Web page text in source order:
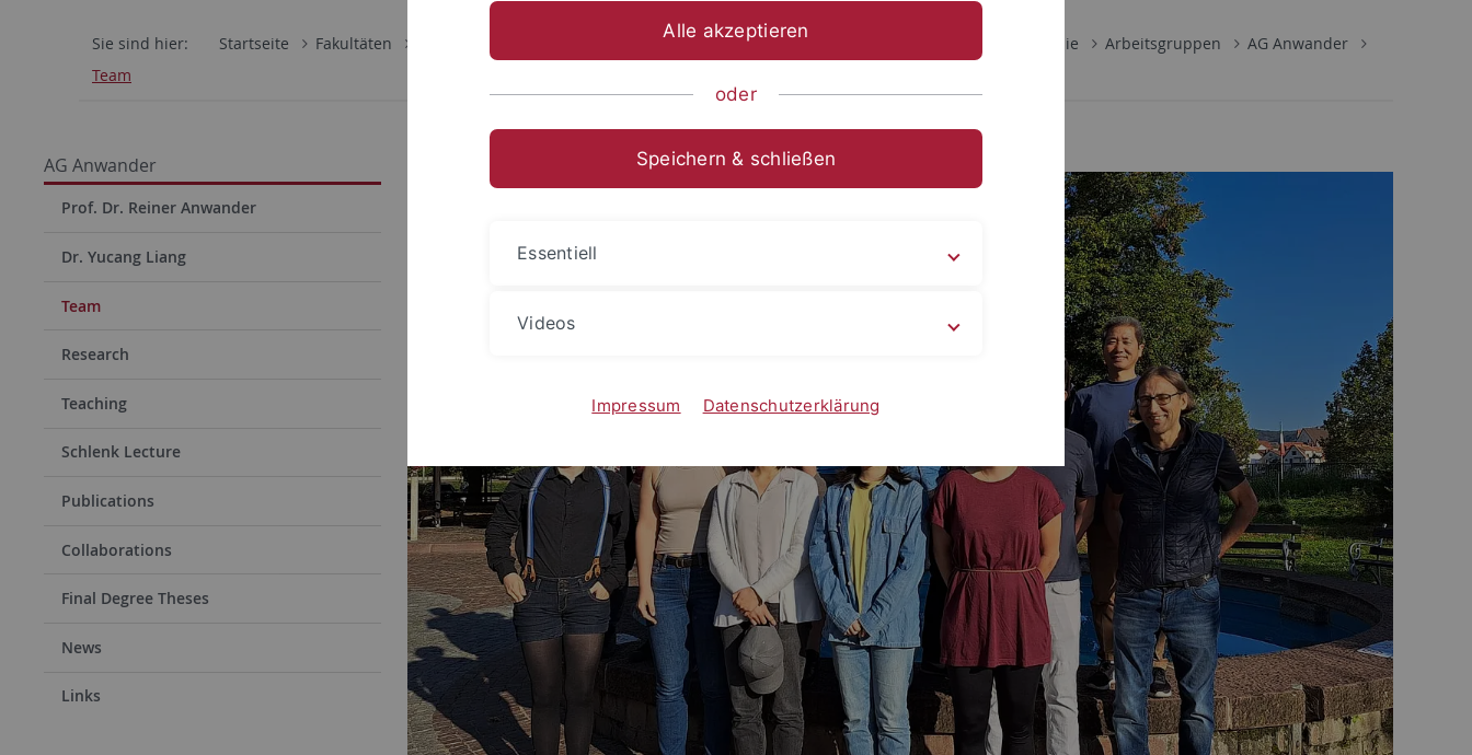
Sie sind hier: Startseite Fakultäten Mathematisch-Naturwissenschaftliche Fakultät ... Anorganische Chemie Arbeitsgruppen
AG Anwander
Team
AG Anwander
Prof. Dr. Reiner Anwander
Dr. Yucang Liang
Team
Research
Teaching
Schlenk Lecture
Publications
Collaborations
Final Degree Theses
News
Links
Alle akzeptieren
oder
Speichern & schließen
Essentiell
Videos
Impressum Datenschutzerklärung